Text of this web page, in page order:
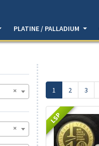
PLATINE / PALLADIUM
1 2 3
LSP